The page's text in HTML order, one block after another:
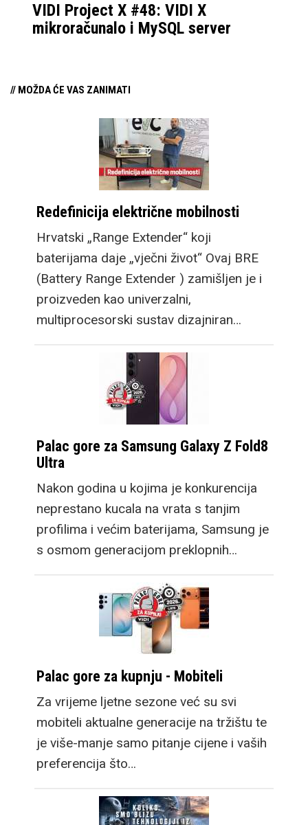
VIDI Project X #48: VIDI X
mikroračunalo i MySQL server
// MOŽDA ĆE VAS ZANIMATI
Redefinicija električne mobilnosti
Hrvatski „Range Extender“ koji
baterijama daje „vječni život“ Ovaj BRE
(Battery Range Extender ) zamišljen je i
proizveden kao univerzalni,
multiprocesorski sustav dizajniran…
Palac gore za Samsung Galaxy Z Fold8
Ultra
Nakon godina u kojima je konkurencija
neprestano kucala na vrata s tanjim
profilima i većim baterijama, Samsung je
s osmom generacijom preklopnih…
Palac gore za kupnju - Mobiteli
Za vrijeme ljetne sezone već su svi
mobiteli aktualne generacije na tržištu te
je više-manje samo pitanje cijene i vaših
preferencija što…